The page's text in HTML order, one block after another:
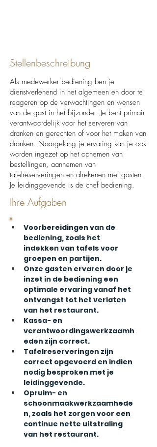
Stellenbeschreibung
Als medewerker bediening ben je
dienstverlenend in het algemeen en door te
reageren op de verwachtingen en wensen
van de gast in het bijzonder. Je bent primair
verantwoordelijk voor het serveren van
dranken en gerechten of voor het maken van
dranken. Naargelang je ervaring kan je ook
worden ingezet op het opnemen van
bestellingen, aannemen van
tafelreserveringen en afrekenen met gasten.
Je leidinggevende is de chef bediening.
Ihre Aufgaben
Voorbereidingen van de
bediening, zoals het
indekken van tafels voor
groepen en partijen.
Onze gasten ervaren door je
inzet in de bediening een
optimale ervaring vanaf het
ontvangst tot het verlaten
van het restaurant.
Kassa- en
verantwoordingswerkzaamh
eden zijn correct.
Tafelreserveringen zijn
correct opgevoerd en indien
nodig besproken met je
leidinggevende.
Opruim- en
schoonmaakwerkzaamhede
n, zoals het zorgen voor een
continue nette uitstraling
van het restaurant.